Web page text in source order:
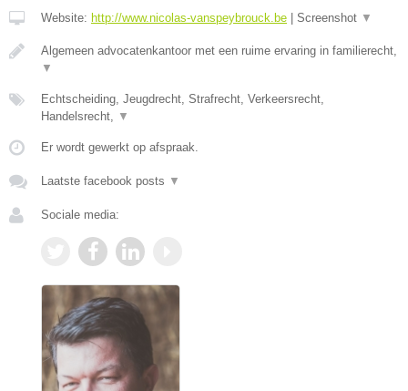
Website: http://www.nicolas-vanspeybrouck.be Screenshot ▼
Algemeen advocatenkantoor met een ruime ervaring in familierecht,
▼
Echtscheiding, Jeugdrecht, Strafrecht, Verkeersrecht,
Handelsrecht, ▼
Er wordt gewerkt op afspraak.
Laatste facebook posts ▼
Sociale media: